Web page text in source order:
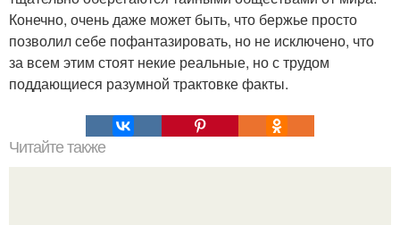
Конечно, очень даже может быть, что бержье просто
позволил себе пофантазировать, но не исключено, что
за всем этим стоят некие реальные, но с трудом
поддающиеся разумной трактовке факты.
Читайте также